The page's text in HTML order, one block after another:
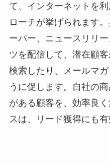
て、インターネットを
ローチが挙げられます
ーパー、ニュースリリ
ツを配信して、潜在顧
検索したり、メールマ
うに促します。自社の
がある顧客を、効率良
スは、リード獲得にも有